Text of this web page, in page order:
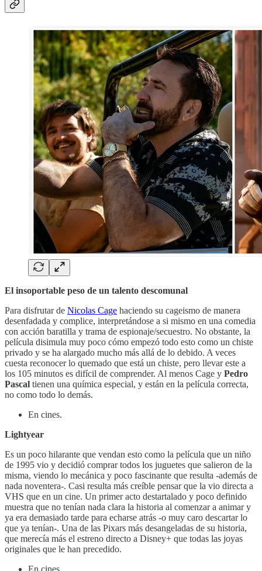
El insoportable peso de un talento descomunal
Para disfrutar de Nicolas Cage haciendo su cageismo de manera
desenfadada y complice, interpretándose a si mismo en una comedia
con acción baratilla y trama de espionaje/secuestro. No obstante, la
película disimula muy poco cómo empezó todo esto como un chiste
privado y se ha alargado mucho más allá de lo debido. A veces
cuesta reconocer lo quemado que está un chiste, pero llevar este a
los 105 minutos es difícil de comprender. Al menos Cage y Pedro
Pascal tienen una química especial, y están en la película correcta,
no como todo lo demás.
En cines.
Lightyear
Es un poco hilarante que vendan esto como la película que un niño
de 1995 vio y decidió comprar todos los juguetes que salieron de la
misma, viendo lo mecánica y poco fascinante que resulta -además de
nada noventera-. Casi resulta más creíble pensar que la vio directa a
VHS que en un cine. Un primer acto destartalado y poco definido
muestra que no tenían nada clara la historia al comenzar a animar y
ya era demasiado tarde para echarse atrás -o muy caro descartar lo
que ya tenían-. Una de las Pixars más desangeladas de su historia,
que merecía más el estreno directo a Disney+ que todas las joyas
originales que le han precedido.
En cines.